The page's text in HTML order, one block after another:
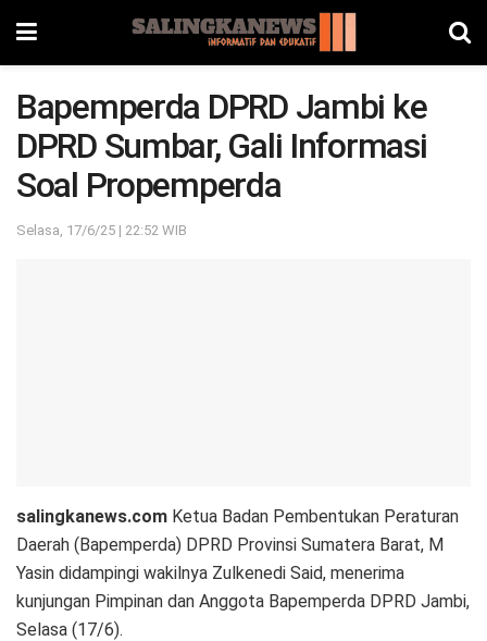
Bapemperda DPRD Jambi ke
DPRD Sumbar, Gali Informasi
Soal Propemperda
Selasa, 17/6/25 | 22:52 WIB
salingkanews.com Ketua Badan Pembentukan Peraturan
Daerah (Bapemperda) DPRD Provinsi Sumatera Barat, M
Yasin didampingi wakilnya Zulkenedi Said, menerima
kunjungan Pimpinan dan Anggota Bapemperda DPRD Jambi,
Selasa (17/6).